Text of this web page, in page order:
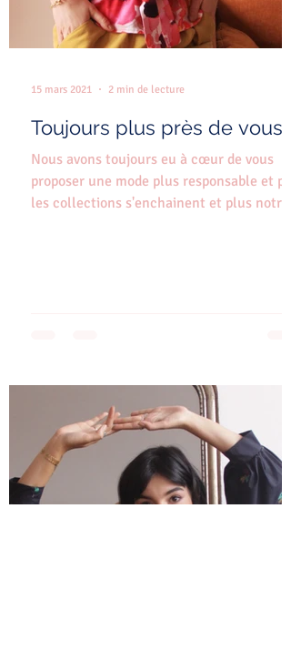
Toujours plus près de vous!
Nous avons toujours eu à cœur de vous
proposer une mode plus responsable et
les collections s'enchainent et plus notre
15 mars 2021 2 min de lecture